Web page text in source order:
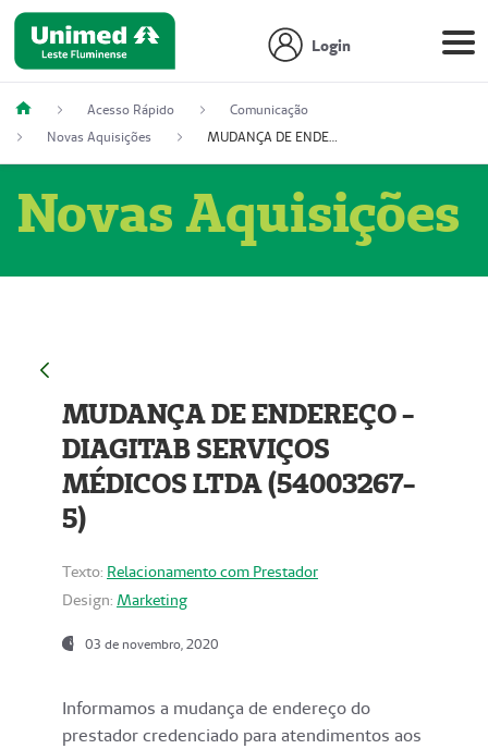
Login
Acesso Rápido
Comunicação
Novas Aquisições
MUDANÇA DE ENDEREÇO - DIAGITAB SERVIÇOS MÉDICOS LTDA (54003267-5)
Novas Aquisições
MUDANÇA DE ENDEREÇO -
DIAGITAB SERVIÇOS
MÉDICOS LTDA (54003267-
5)
Texto: Relacionamento com Prestador
Design: Marketing
03 de novembro, 2020
Informamos a mudança de endereço do
prestador credenciado para atendimentos aos